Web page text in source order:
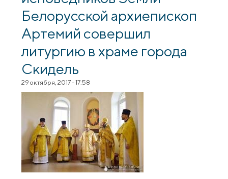
Белорусской архиепископ
Артемий совершил
литургию в храме города
Скидель
29 октября, 2017 - 17:58